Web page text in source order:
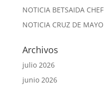
NOTICIA BETSAIDA CHEF
NOTICIA CRUZ DE MAYO
Archivos
julio 2026
junio 2026